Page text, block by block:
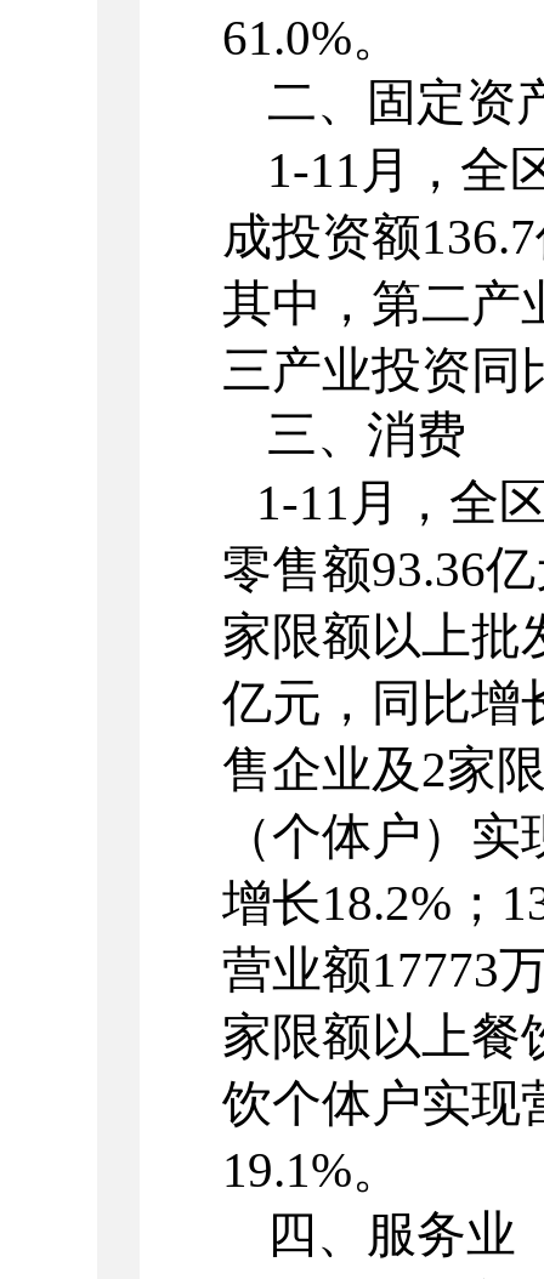
61.0%。
二、固定资
1-11 月，全
成投资额136.7
其中，第二产
三产业投资同
三、消费
1-11 月，全
零售额93.36
家限额以上批
亿元，同比增
售企业及2家
（个体户）
增长18.2%；
营业额17773
家限额以上餐
饮个体户实现
19.1%。
四、服务业